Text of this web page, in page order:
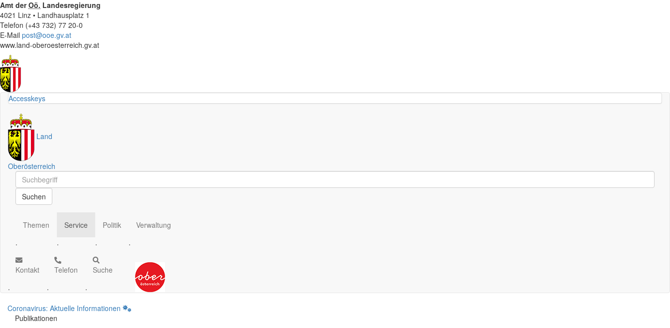
Amt derOö. Landesregierung
4021 Linz • Landhausplatz 1
Telefon (+43 732) 77 20-0
E-Mail post@ooe.gv.at
www.land-oberoesterreich.gv.at
Accesskeys
Land
Oberösterreich
Schnellsuche
Schnellsuche
Suchen
Themen
.
Service
.
Politik
.
Verwaltung
.
Kontakt
.
Telefon
.
Suche
.
Coronavirus: Aktuelle Informationen
Publikationen